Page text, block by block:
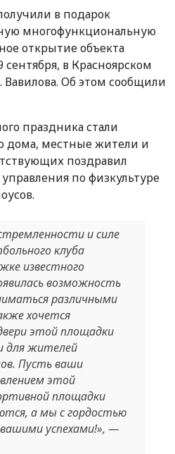
в подарок
многофункциональную
открытие объекта
сентября, в Красноярском
Об этом сообщили
праздника стали
дома, местные жители и
поздравил
по физкультуре
и силе
клуба
известного
возможность
различными
хочется
этой площадки
для жителей
Пусть ваши
этой
площадки
а мы с гордостью
успехами!», —